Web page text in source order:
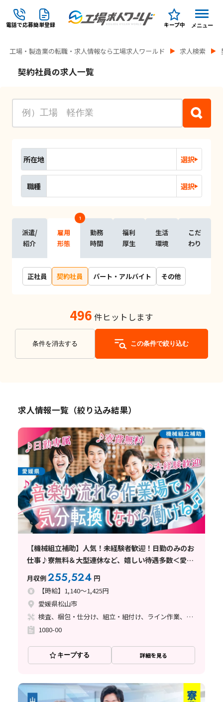
電話で応募簡単登録 キープ中 メニュー
工場・製造業の転職・求人情報なら工場求人ワールド 求人検索
契約社員の求人一覧
所在地 選択
職種 選択
派遣/
紹介
雇用
形態
1
勤務
時間
福利
厚生
生活
環境
こだ
わり
正社員 契約社員 パート・アルバイト その他
496 件ヒットします
条件を消去する この条件で絞り込む
求人情報一覧（絞り込み結果）
【機械組立補助】人気！未経験者歓迎！日勤のみのお
仕事♪寮無料＆大型連休など、嬉しい待遇多数＜愛媛
県松山市＞
月収例255,524 円
【時給】1,140～1,425円
愛媛県松山市
検査、梱包・仕分け、組立・組付け、ライン作業、立ち作業
1080-00
キープする 詳細を見る